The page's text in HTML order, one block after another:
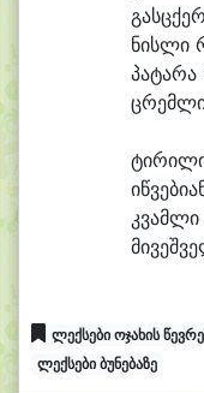
გასცქე
ნისლი
პატარა
ცრემ
ტირი
იწვებია
კვამლი
მივეშვე
ლექსები ოჯახის
ლექსები ბუნებაზე